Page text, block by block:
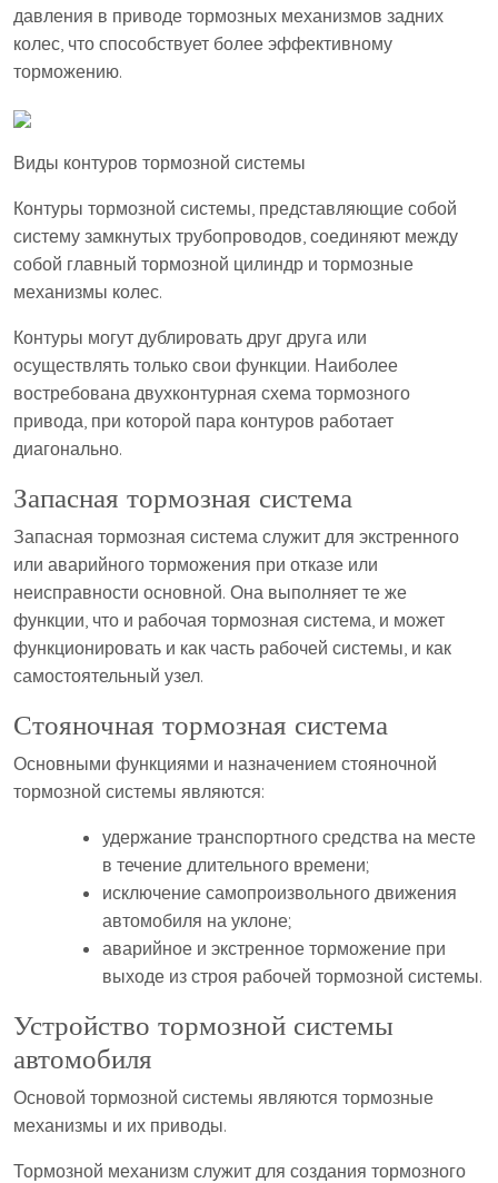
давления в приводе тормозных механизмов задних
колес, что способствует более эффективному
торможению.
Виды контуров тормозной системы
Контуры тормозной системы, представляющие собой
систему замкнутых трубопроводов, соединяют между
собой главный тормозной цилиндр и тормозные
механизмы колес.
Контуры могут дублировать друг друга или
осуществлять только свои функции. Наиболее
востребована двухконтурная схема тормозного
привода, при которой пара контуров работает
диагонально.
Запасная тормозная система
Запасная тормозная система служит для экстренного
или аварийного торможения при отказе или
неисправности основной. Она выполняет те же
функции, что и рабочая тормозная система, и может
функционировать и как часть рабочей системы, и как
самостоятельный узел.
Стояночная тормозная система
Основными функциями и назначением стояночной
тормозной системы являются:
удержание транспортного средства на месте
в течение длительного времени;
исключение самопроизвольного движения
автомобиля на уклоне;
аварийное и экстренное торможение при
выходе из строя рабочей тормозной системы.
Устройство тормозной системы
автомобиля
Основой тормозной системы являются тормозные
механизмы и их приводы.
Тормозной механизм служит для создания тормозного